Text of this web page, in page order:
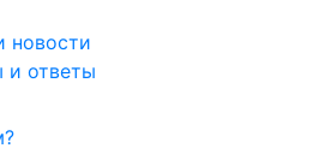
новости
и ответы